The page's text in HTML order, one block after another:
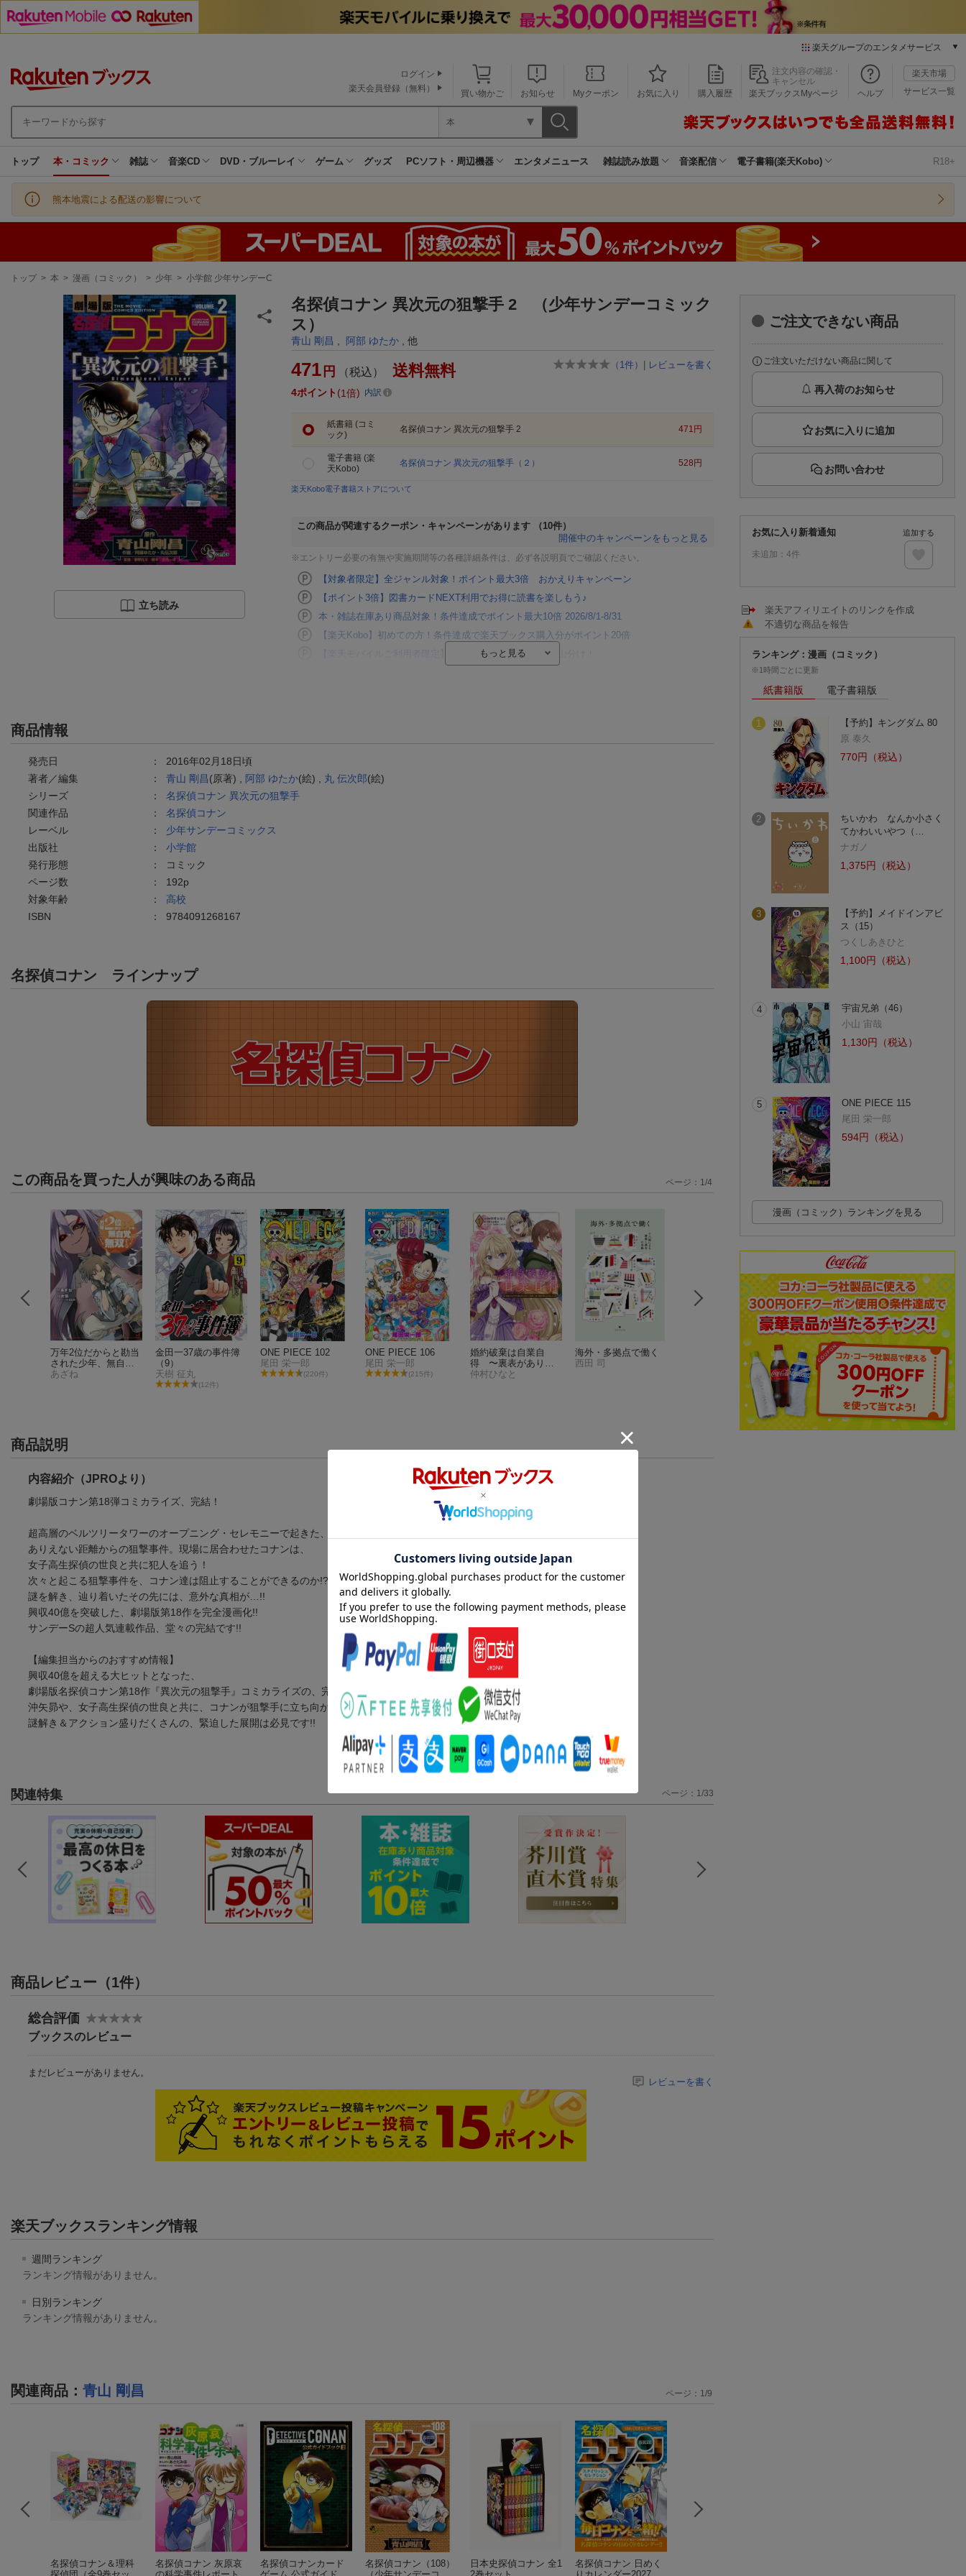
楽天グループのエンタメサービス
本/ゲーム/CD/DVD
楽天ブックス
楽天Kobo
楽天チケット
エンタメニュース
推し楽
買い物かご お知らせ Myクーポン お気に入り 購入履歴
注文内容の確認・
キャンセル
楽天ブックスMyページ
ヘルプ
楽天市場
サービス一覧
ログイン
楽天会員登録（無料）
本
トップ 本・コミック 雑誌 音楽CD DVD・ブルーレイ ゲーム グッズ PCソフト・周辺機器 エンタメニュース 雑誌読み放題 音楽配信 電子書籍(楽天Kobo) R18+
熊本地震による配送の影響について
現
トップ > 本 > 漫画（コミック） > 少年 > 小学館 少年サンデーC
立ち読み
名探偵コナン 異次元の狙撃手 2 （少年サンデーコミック
ス）
青山 剛昌 阿部 ゆたか , 他
（ 1件） | レビューを書く
471 円 （税込） 送料無料
4ポイント 1倍 内訳
紙書籍 (コミ
ック)
名探偵コナン 異次元の狙撃手 2 471 円
電子書籍 (楽
天Kobo)
名探偵コナン 異次元の狙撃手（２） 528 円
楽天Kobo電子書籍ストアについて
この商品が関連するクーポン・キャンペーンがあります
（10件）
開催中のキャンペーンをもっと見る
※エントリー必要の有無や実施期間等の各種詳細条件は、必ず各説明頁でご確認ください。
【対象者限定】全ジャンル対象！ポイント最大3倍 おかえりキャンペーン
【ポイント3倍】図書カードNEXT利用でお得に読書を楽しもう♪
本・雑誌在庫あり商品対象！条件達成でポイント最大10倍 2026/8/1-8/31
【楽天Kobo】初めての方！条件達成で楽天ブックス購入分がポイント20倍
【楽天モバイルご利用者限定】条件達成で100万ポイント山分け！
商品情報
発売日 ： 2016年02月18日頃
著者／編集
： 青山 剛昌(原著) , 阿部 ゆたか(絵) , 丸 伝次郎(絵)
シリーズ
： 名探偵コナン 異次元の狙撃手
関連作品
： 名探偵コナン
レーベル
： 少年サンデーコミックス
出版社
： 小学館
発行形態
：
コミック
ページ数
： 192p
対象年齢
： 高校
ISBN
： 9784091268167
名探偵コナン ラインナップ
この商品を買った人が興味のある商品
万年2位だからと勘当
された少年、無自覚
に無双する（5）
あざね
金田一37歳の事件簿
（9）
天樹 征丸
(12件)
ONE PIECE 102
尾田 栄一郎
(220件)
ONE PIECE 106
尾田 栄一郎
(215件)
婚約破棄は自業自
得 〜裏表がありす
ぎる妹はボロを出し
仲村ひなと
海外・多拠点で働く
西田 司
るろうに剣心─明治剣
客浪漫譚・北海道編─
いずれ最強に至る転
生魔法使い 3
戯屋 べんべ
黄泉のツガイ（9
荒川弘
(34件)
ページ： 1/4
商品説明
内容紹介（JPROより）
劇場版コナン第18弾コミカライズ、完結！
超高層のベルツリータワーのオープニング・セレモニーで起きた、
ありえない距離からの狙撃事件。現場に居合わせたコナンは、
女子高生探偵の世良と共に犯人を追う！
次々と起こる狙撃事件を、コナン達は阻止することができるのか!?
謎を解き、辿り着いたその先には、意外な真相が…!!
興収40億を突破した、劇場版第18作を完全漫画化!!
サンデーSの超人気連載作品、堂々の完結です!!
【編集担当からのおすすめ情報】
興収40億を超える大ヒットとなった、
劇場版名探偵コナン第18作『異次元の狙撃手』コミカライズの、完結巻がついに登場！
沖矢昴や、女子高生探偵の世良と共に、コナンが狙撃手に立ち向かう！
謎解き＆アクション盛りだくさんの、緊迫した展開は必見です!!
関連特集 ページ：1/33
商品レビュー（1件）
総合評価
ブックスのレビュー
まだレビューがありません。
レビューを書く
楽天ブックスランキング情報
週間ランキング
ランキング情報がありません。
日別ランキング
ランキング情報がありません。
関連商品 ： 青山 剛昌
名探偵コナン＆理科
名探偵コナン 灰原哀
名探偵コナンカード
名探偵コナン（108）
日本史探偵コナン 全1
名探偵コナン 日めく
ページ： 1/9
ご注文できない商品
ご注文いただけない商品に関して
再入荷のお知らせ
お問い合わせ
お気に入り新着通知
未追加： 4件
追加する
楽天アフィリエイトのリンクを作成
不適切な商品を報告
ランキング：漫画（コミック）
※1時間ごとに更新
紙書籍版 電子書籍版
1
【予約】キングダム 80
原 泰久
770円（税込）
2
ちいかわ なんか小さく
てかわいいやつ（…
ナガノ
1,375円（税込）
3
【予約】メイドインアビ
ス（15）
つくしあきひと
1,100円（税込）
4
宇宙兄弟（46）
小山 宙哉
1,130円（税込）
5
ONE PIECE 115
尾田 栄一郎
594円（税込）
漫画（コミック）ランキングを見る